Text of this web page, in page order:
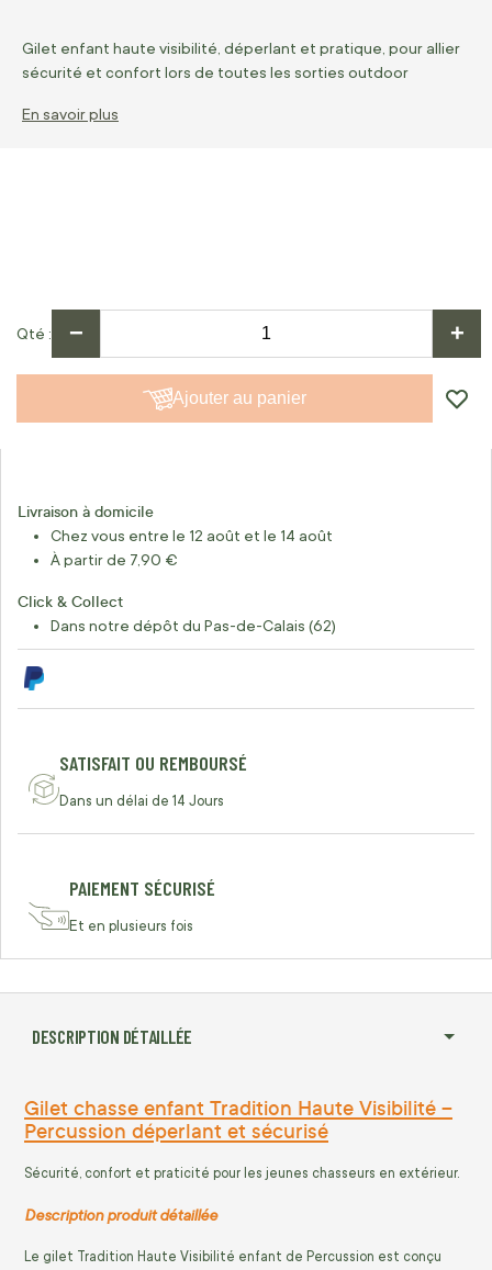
Gilet enfant haute visibilité, déperlant et pratique, pour allier
sécurité et confort lors de toutes les sorties outdoor
En savoir plus
Qté − +
Ajouter au panier
Livraison à domicile
Chez vous entre le 12 août et le 14 août
À partir de 7,90 €
Click & Collect
Dans notre dépôt du Pas-de-Calais (62)
SATISFAIT OU REMBOURSÉ
Dans un délai de 14 Jours
PAIEMENT SÉCURISÉ
Et en plusieurs fois
DESCRIPTION DÉTAILLÉE
Gilet chasse enfant Tradition Haute Visibilité –
Percussion déperlant et sécurisé
Sécurité, confort et praticité pour les jeunes chasseurs en extérieur.
Description produit détaillée
Le gilet Tradition Haute Visibilité enfant de Percussion est conçu